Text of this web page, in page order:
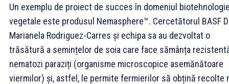
Un exemplu de proiect de succes în domeniul
vegetale este produsul Nemasphere™. Cercetătorul BASF
Marianela Rodriguez-Carres și echipa sa au dezvoltat o
trăsătură a semințelor de soia care face sămânța
nematozi paraziți (organisme microscopice asemănătoare
viermilor) și, astfel, le permite fermierilor să obțină recolte